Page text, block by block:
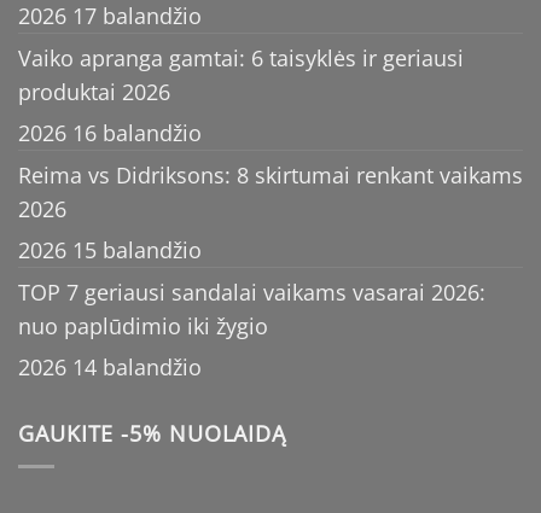
2026 17 balandžio
Vaiko apranga gamtai: 6 taisyklės ir geriausi
produktai 2026
2026 16 balandžio
Reima vs Didriksons: 8 skirtumai renkant vaikams
2026
2026 15 balandžio
TOP 7 geriausi sandalai vaikams vasarai 2026:
nuo paplūdimio iki žygio
2026 14 balandžio
GAUKITE -5% NUOLAIDĄ